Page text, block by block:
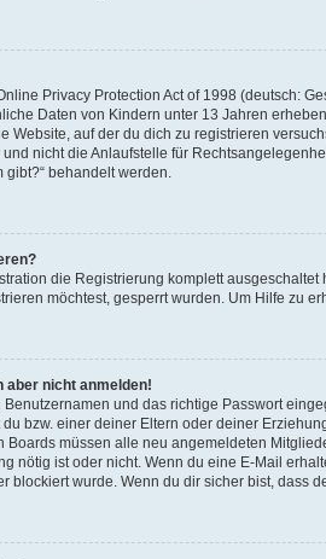
Privacy Protection Act of 1998 (deutsch:
Daten von Kindern unter 13 Jahren
Website, auf der du dich zu registrieren
nicht die Anlaufstelle für
gibt?“ behandelt werden.
die Registrierung komplett
möchtest, gesperrt wurden. Um Hilfe zu
aber nicht anmelden!
und das richtige Passwort
bzw. einer deiner Eltern oder deiner
müssen alle neu angemeldeten
nötig ist oder nicht. Wenn du eine E-Mail
blockiert wurde. Wenn du dir sicher bist, dass